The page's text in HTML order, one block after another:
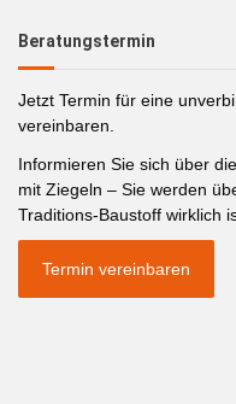
Beratungstermin
Jetzt Termin für eine
vereinbaren.
Informieren Sie sich über
mit Ziegeln – Sie werden
Traditions-Baustoff wirklich
Termin vereinbaren